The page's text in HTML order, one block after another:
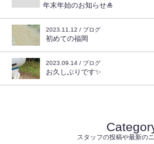
年末年始のお知らせ🎍
2023.11.12 / ブログ
初めての福岡
2023.09.14 / ブログ
お久しぶりです✨
スタッフの投稿や最新の